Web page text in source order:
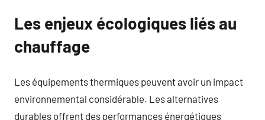
Les enjeux écologiques liés au
chauffage
Les équipements thermiques peuvent avoir un impact
environnemental considérable. Les alternatives
durables offrent des performances énergétiques